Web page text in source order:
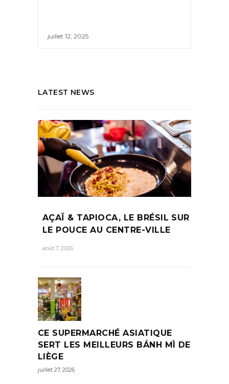
juillet 12, 2025
LATEST NEWS
AÇAÏ & TAPIOCA, LE BRÉSIL SUR
LE POUCE AU CENTRE-VILLE
août 7, 2026
CE SUPERMARCHÉ ASIATIQUE
SERT LES MEILLEURS BÁNH MÌ DE
LIÈGE
juillet 27, 2026